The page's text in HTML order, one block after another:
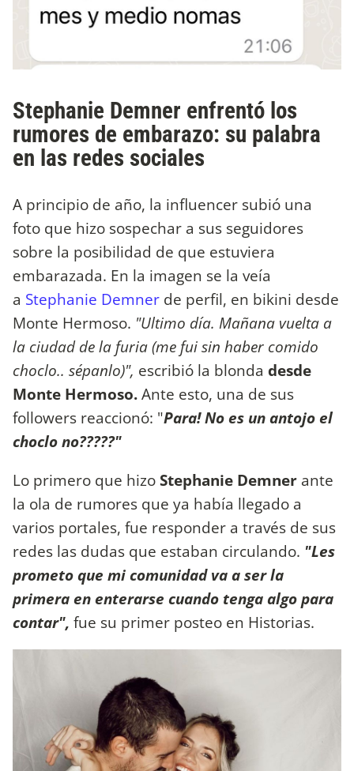
Stephanie Demner enfrentó los
rumores de embarazo: su palabra
en las redes sociales
A principio de año, la influencer subió una
foto que hizo sospechar a sus seguidores
sobre la posibilidad de que estuviera
embarazada. En la imagen se la veía
a Stephanie Demner de perfil, en bikini desde
Monte Hermoso. "Ultimo día. Mañana vuelta a
la ciudad de la furia (me fui sin haber comido
choclo.. sépanlo)", escribió la blonda desde
Monte Hermoso.Ante esto, una de sus
followers reaccionó: "Para! No es un antojo el
choclo no?????"
Lo primero que hizoStephanie Demner ante
la ola de rumores que ya había llegado a
varios portales, fue responder a través de sus
redes las dudas que estaban circulando. "Les
prometo que mi comunidad va a ser la
primera en enterarse cuando tenga algo para
contar", fue su primer posteo en Historias.